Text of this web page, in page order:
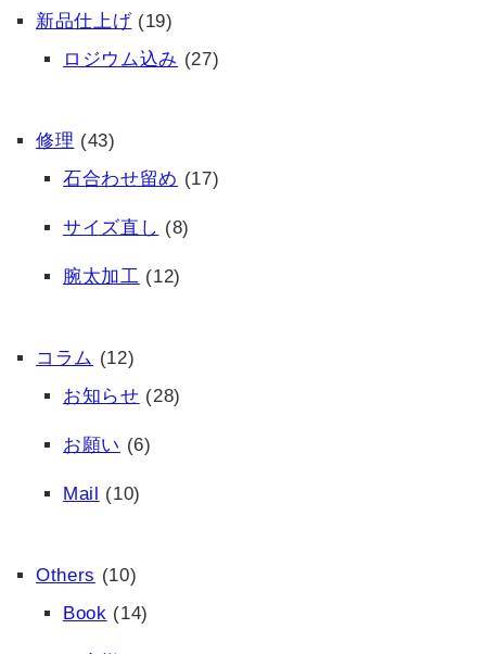
新品仕上げ (19)
ロジウム込み (27)
修理 (43)
石合わせ留め (17)
サイズ直し (8)
腕太加工 (12)
コラム (12)
お知らせ (28)
お願い (6)
Mail (10)
Others (10)
Book (14)